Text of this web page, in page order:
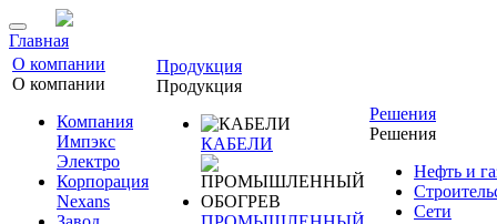
Главная
О компании
О компании
Компания
Импэкс
Электро
Корпорация
Nexans
Продукция
Продукция
КАБЕЛИ
Решения
Решения
Нефть и
Сети